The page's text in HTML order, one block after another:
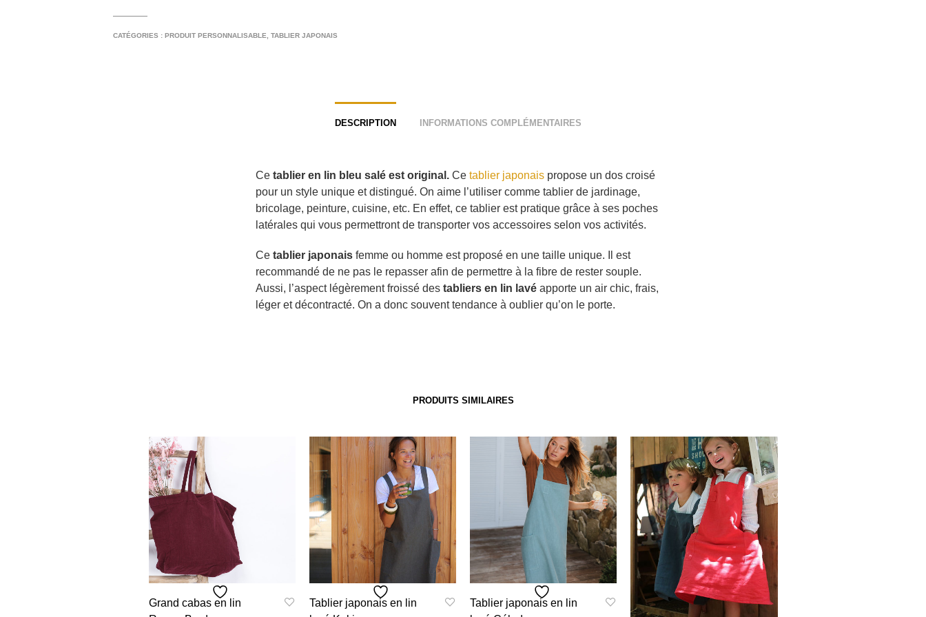
CATÉGORIES : PRODUIT PERSONNALISABLE TABLIER JAPONAIS
DESCRIPTION INFORMATIONS COMPLÉMENTAIRES
Ce tablier en lin bleu salé est original. Ce tablier japonais propose un dos croisé
pour un style unique et distingué. On aime l’utiliser comme tablier de jardinage,
bricolage, peinture, cuisine, etc. En effet, ce tablier est pratique grâce à ses poches
latérales qui vous permettront de transporter vos accessoires selon vos activités.
Ce tablier japonais femme ou homme est proposé en une taille unique. Il est
recommandé de ne pas le repasser afin de permettre à la fibre de rester souple.
Aussi, l’aspect légèrement froissé des tabliers en lin lavé apporte un air chic, frais,
léger et décontracté. On a donc souvent tendance à oublier qu’on le porte.
PRODUITS SIMILAIRES
Grand cabas en lin
Tablier japonais en lin
Tablier japonais en lin